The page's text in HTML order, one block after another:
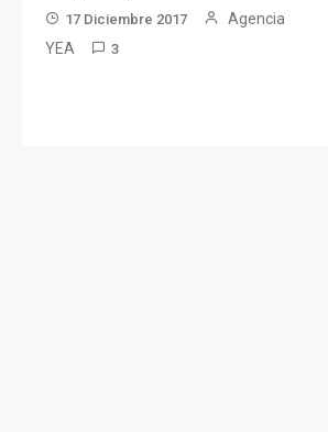
17 Diciembre 2017
Agencia
YEA
3